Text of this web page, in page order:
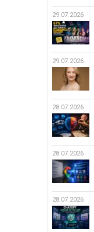
29.07.2026
29.07.2026
28.07.2026
28.07.2026
28.07.2026